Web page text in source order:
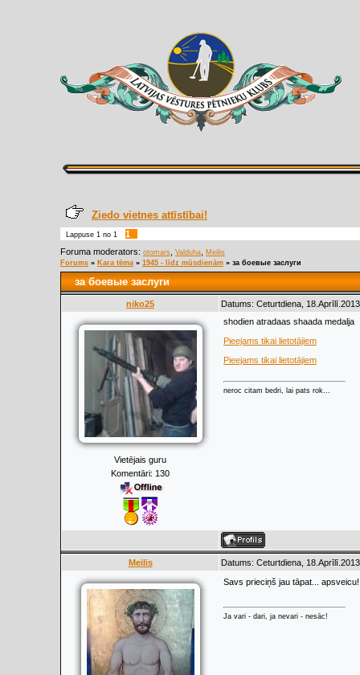
Ziedo vietnes attīstībai!
Lappuse 1 no 1
1
Foruma moderators: otomars Valduha
Meilis
Forums » Kara tēma » 1945 - līdz mūsdienām » за боевые заслуги
за боевые заслуги
niko25 Datums: Ceturtdiena,
Vietējais guru
Komentāri: 130
shodien atradaas shaada medalja
Pieejams tikai lietotājiem
Pieejams tikai lietotājiem
neroc citam bedri, lai pats rok...
Meilis Datums: Ceturtdiena,
Savs prieciņš jau tāpat...
Ja vari - dari, ja nevari - nesāc!